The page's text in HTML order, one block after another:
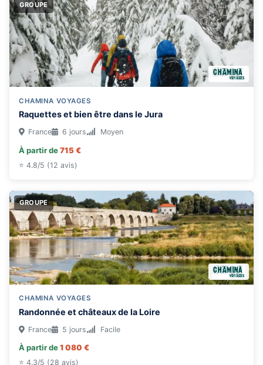
GROUPE
CHAMINA VOYAGES
Raquettes et bien être dans le Jura
France 6 jours Moyen
À partir de715 €
⭐ 4.8/5 (12 avis)
GROUPE
CHAMINA VOYAGES
Randonnée et châteaux de la Loire
France 5 jours Facile
À partir de1 080 €
⭐ 4.3/5 (28 avis)